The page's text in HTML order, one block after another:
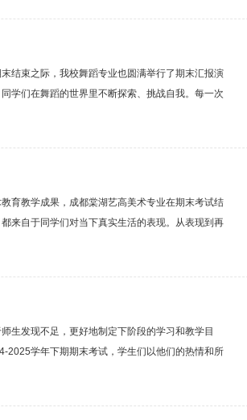
结束之际，我校舞蹈专业也圆满举行了期末汇报演
学们在舞蹈的世界里不断探索、挑战自我。每一次
育教学成果，成都棠湖艺高美术专业在期末考试结
来自于同学们对当下真实生活的表现。从表现到再
生发现不足，更好地制定下阶段的学习和教学目
2025学年下期期末考试，学生们以他们的热情和所